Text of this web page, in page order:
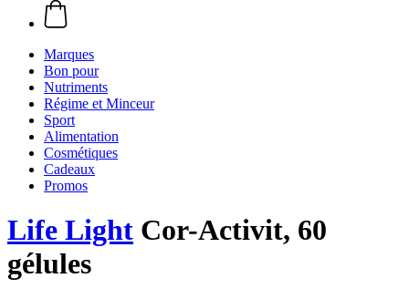
Marques
Bon pour
Nutriments
Régime et Minceur
Sport
Alimentation
Cosmétiques
Cadeaux
Promos
Life Light Cor-Activit, 60
gélules